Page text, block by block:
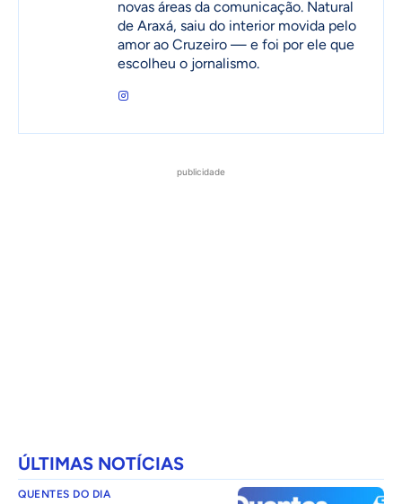
novas áreas da comunicação. Natural
de Araxá, saiu do interior movida pelo
amor ao Cruzeiro — e foi por ele que
escolheu o jornalismo.
publicidade
ÚLTIMAS NOTÍCIAS
QUENTES DO DIA